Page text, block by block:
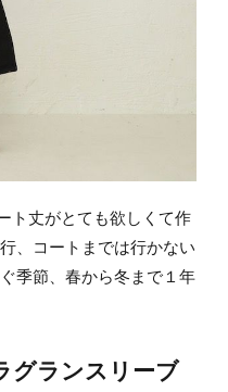
ト丈がとても欲しくて作
、コートまでは行かない
季節、春から冬まで１年
グランスリーブ